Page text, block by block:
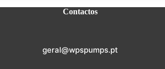
Contactos
geral@wpspumps.pt